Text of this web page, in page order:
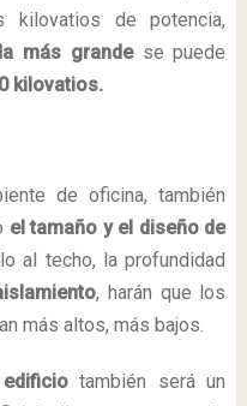
kilovatios de potencia,
más grandese puede
kilovatios.
de oficina, también
el tamaño y el diseño de
al techo, la profundidad
, harán que los
más altos, más bajos.
también será un